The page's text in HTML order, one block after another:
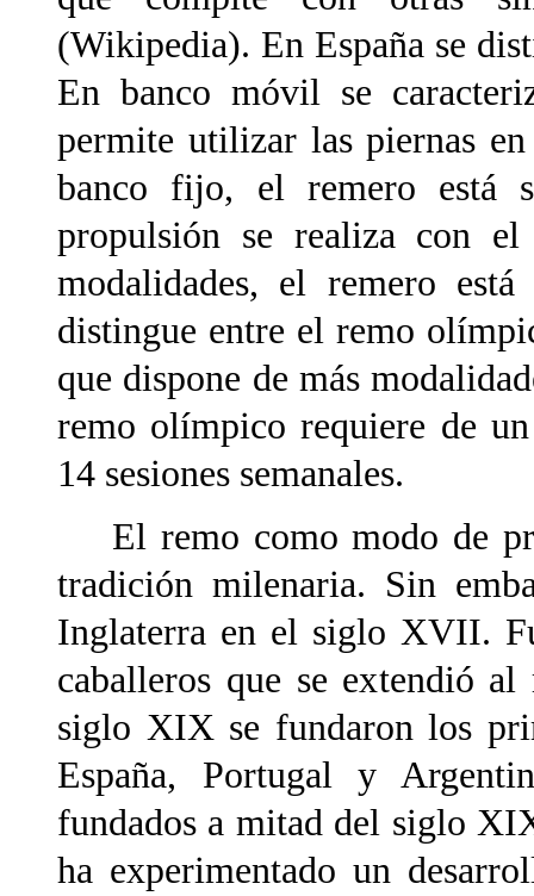
(Wikipedia). En España se
En banco móvil se
permite utilizar las piernas
banco fijo, el remero está
propulsión se realiza con
modalidades, el remero
distingue entre el remo
que dispone de más
remo olímpico requiere de
14 sesiones semanales.
El remo como modo de
tradición milenaria. Sin
Inglaterra en el siglo XVII.
caballeros que se extendió
siglo XIX se fundaron los
España, Portugal y
fundados a mitad del siglo
ha experimentado un